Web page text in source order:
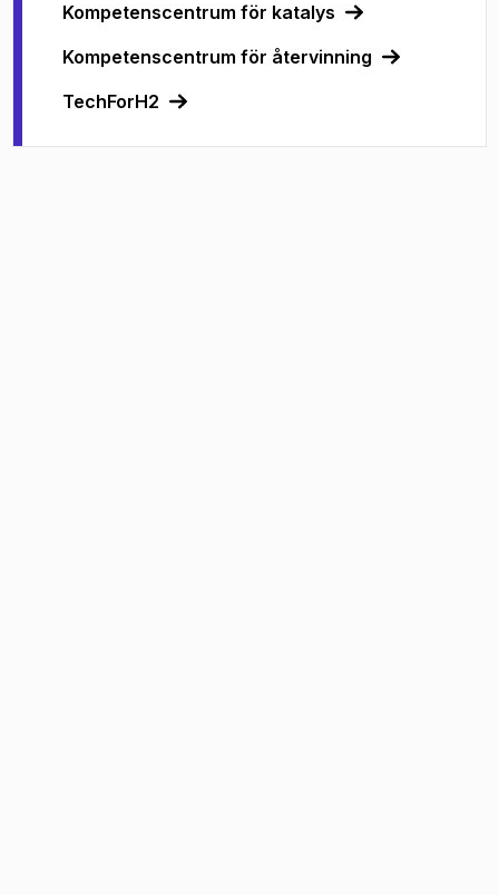
Kompetenscentrum för katalys
Kompetenscentrum för återvinning
TechForH2